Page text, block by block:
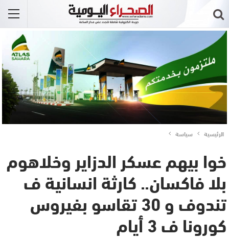
الرئيسية سياسة
خوا بيهم عسكر الدزاير وخلاهوم
بلا فاكسان.. كارثة انسانية ف
تندوف و 30 تقاسو بفيروس
كورونا ف 3 أيام